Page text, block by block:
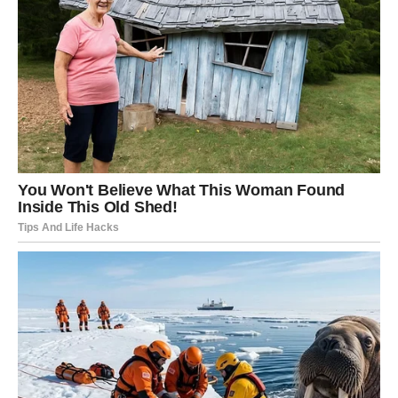
Jarac je znak koji nikada ne traži prečice. On gradi, trpi,
čeka i veruje u dugoročnu stabilnost. Upravo zbog toga,
ovaj period donosinagradu za sve godine odricanja.
Planetarne energije sada skidaju prepreke i omogućavaju
da Jarac konačno ubere plodove svog rada.
Kako novac dolazi Jarcu?
Kroz poslovnu ponudu
Povećanje plate, bonus ili isplata koja je dugo kasnila
Novac kroz projekat koji je ranije bio stopiran
Povrat starog duga ili finansijska pomoć u pravom
trenutku